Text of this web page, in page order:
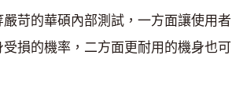
苛的華碩內部測試，一方面讓使用者
損的機率，二方面更耐用的機身也可